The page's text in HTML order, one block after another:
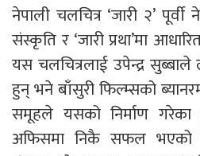
नेपाली चलचित्र ‘जारी २’
संस्कृति र ‘जारी प्रथा’मा
यस चलचित्रलाई उपेन्द्र
हुन् भने बाँसुरी फिल्म्सको
समूहले यसको निर्माण
अफिसमा निकै सफल भएको